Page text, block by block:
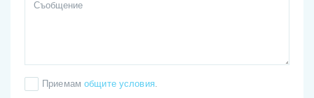
Приемам общите условия.